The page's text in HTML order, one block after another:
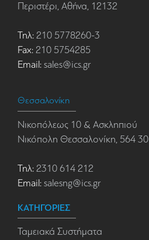
Περιστέρι, Αθήνα, 12132
Τηλ: 210 5778260-3
Fax: 210 5754285
Email: sales@ics.gr
Θεσσαλονίκη
Νικοπόλεως 10 & Ασκληπιού
Νικόπολη Θεσσαλονίκη, 564 30
Τηλ: 2310 614 212
Email: salesng@ics.gr
ΚΑΤΗΓΟΡΙΕΣ
Ταμειακά Συστήματα